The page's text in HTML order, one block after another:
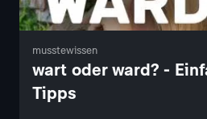
musstewissen
wart oder ward? -
Tipps